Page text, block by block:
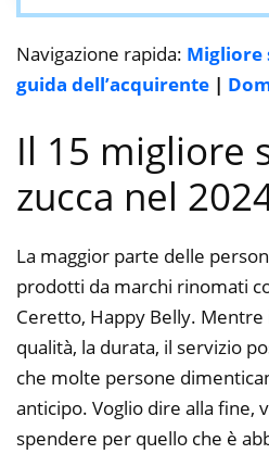
Navigazione rapida: Migliore
guida dell’acquirente |
Il 15 migliore
zucca nel
La maggior parte delle
prodotti da marchi rinomati
Ceretto, Happy Belly. Mentre
qualità, la durata, il servizio
che molte persone
anticipo. Voglio dire alla fine,
spendere per quello che è